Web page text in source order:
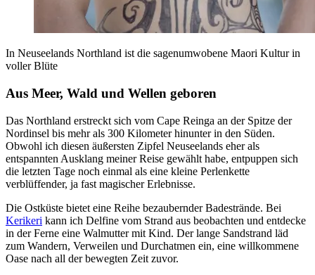
In Neuseelands Northland ist die sagenumwobene Maori Kultur in
voller Blüte
Aus Meer, Wald und Wellen geboren
Das Northland erstreckt sich vom Cape Reinga an der Spitze der
Nordinsel bis mehr als 300 Kilometer hinunter in den Süden.
Obwohl ich diesen äußersten Zipfel Neuseelands eher als
entspannten Ausklang meiner Reise gewählt habe, entpuppen sich
die letzten Tage noch einmal als eine kleine Perlenkette
verblüffender, ja fast magischer Erlebnisse.
Die Ostküste bietet eine Reihe bezaubernder Badestrände. Bei
Kerikeri kann ich Delfine vom Strand aus beobachten und entdecke
in der Ferne eine Walmutter mit Kind. Der lange Sandstrand läd
zum Wandern, Verweilen und Durchatmen ein, eine willkommene
Oase nach all der bewegten Zeit zuvor.